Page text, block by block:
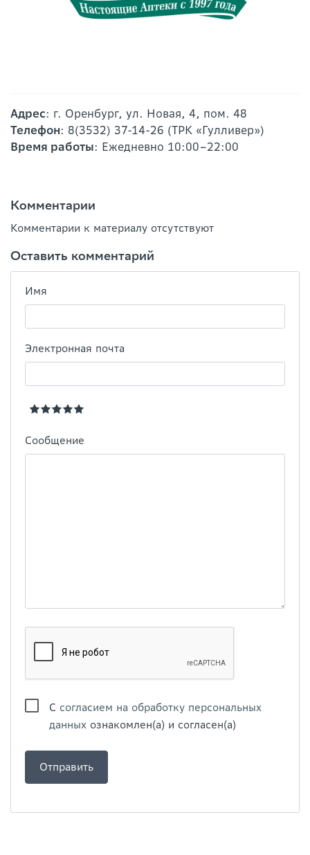
Адрес: г. Оренбург, ул. Новая, 4, пом. 48
Телефон: 8(3532) 37-14-26 (ТРК «Гулливер»)
Время работы: Ежедневно 10:00–22:00
Комментарии
Комментарии к материалу отсутствуют
Оставить комментарий
Имя
Электронная почта
Сообщение
С согласием на обработку персональных
данных ознакомлен(а) и согласен(а)